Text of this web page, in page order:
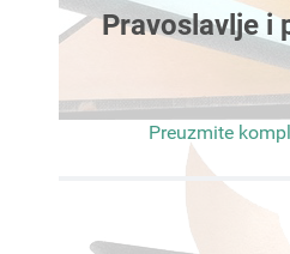
Pravoslavlje i
Preuzmite